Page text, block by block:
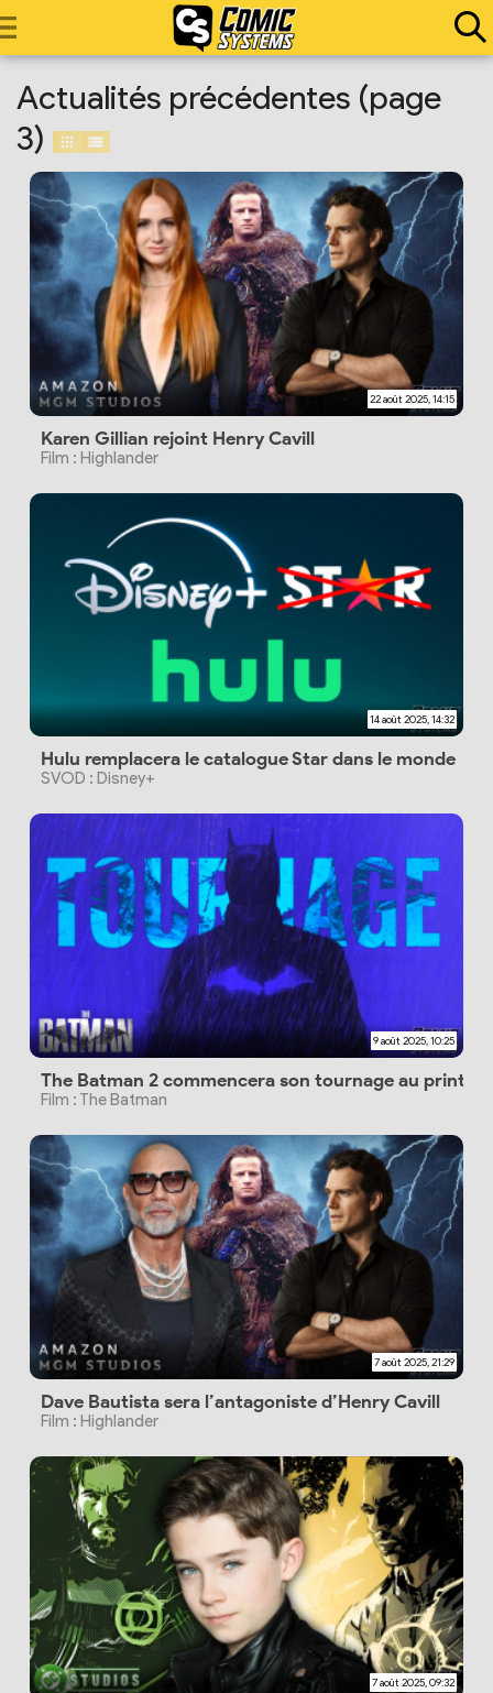
Actualités précédentes (page
3)
22 août 2025, 14:15
Karen Gillian rejoint Henry Cavill
Film : Highlander
14 août 2025, 14:32
Hulu remplacera le catalogue Star dans le monde
SVOD : Disney+
9 août 2025, 10:25
The Batman 2 commencera son tournage au
Film : The Batman
7 août 2025, 21:29
Dave Bautista sera l’antagoniste d’Henry Cavill
Film : Highlander
7 août 2025, 09:32